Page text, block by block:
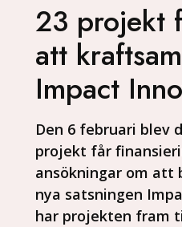
23 projekt
att
Impact
Den 6 februari blev
projekt får
ansökningar om att
nya satsningen
har projekten fram